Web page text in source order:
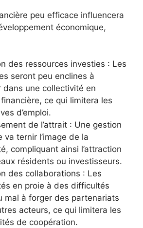
peu efficace influencera
économique,
des ressources investies : Les
seront peu enclines à
dans une collectivité en
ce qui limitera les
d’emploi.
de l’attrait : Une gestion
va ternir l’image de la
compliquant ainsi l’attraction
résidents ou investisseurs.
des collaborations : Les
en proie à des difficultés
mal à forger des partenariats
acteurs, ce qui limitera les
de coopération.